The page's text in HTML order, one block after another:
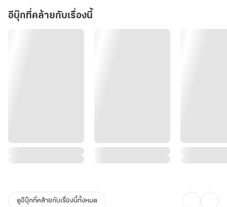
อีบุ๊กที่คล้ายกับเรื่องนี้
ดูอีบุ๊กที่คล้ายกับเรื่องนี้ทั้งหมด